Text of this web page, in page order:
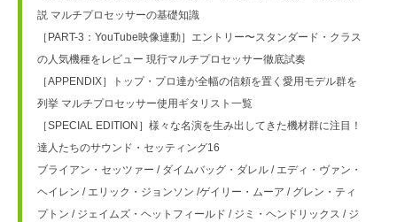
説 マルチプロセッサーの基礎知識
［PART-3：YouTube映像連動］エントリー〜スタンダード・クラス
の人気機種をレビュー 現行マルチプロセッサー徹底試奏
［APPENDIX］トップ・プロ達が全幅の信頼を置く愛用モデル群を
列挙 マルチプロセッサー使用ギタリスト一覧
［SPECIAL EDITION］様々な名演を生み出してきた機材群に注目！
達人たちのサウンド・セッティング16
ブライアン・セッツァー / ダイムバッグ・ダレル / エディ・ヴァン・
ヘイレン / エリック・ジョンソン /ゲイリー・ムーア / グレン・ティ
プトン / ジェイムズ・ヘットフィールド / ジミ・ヘンドリックス / ジ